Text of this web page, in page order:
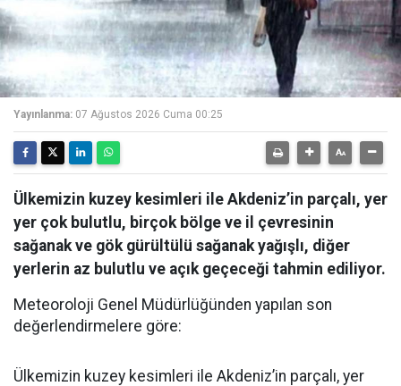
Yayınlanma: 07 Ağustos 2026 Cuma 00:25
Ülkemizin kuzey kesimleri ile Akdeniz’in parçalı, yer
yer çok bulutlu, birçok bölge ve il çevresinin
sağanak ve gök gürültülü sağanak yağışlı, diğer
yerlerin az bulutlu ve açık geçeceği tahmin ediliyor.
Meteoroloji Genel Müdürlüğünden yapılan son
değerlendirmelere göre:
Ülkemizin kuzey kesimleri ile Akdeniz’in parçalı, yer